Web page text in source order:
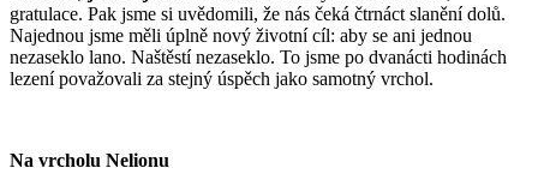
gratulace. Pak jsme si uvědomili, že nás čeká čtrnáct slanění dolů.
Najednou jsme měli úplně nový životní cíl: aby se ani jednou
nezaseklo lano. Naštěstí nezaseklo. To jsme po dvanácti hodinách
lezení považovali za stejný úspěch jako samotný vrchol.
Na vrcholu Nelionu